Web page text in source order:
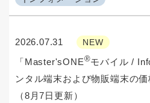
2026.07.31 NEW
「Master'sONE®モバイル /
ンタル端末および物販端末の
（8月7日更新）